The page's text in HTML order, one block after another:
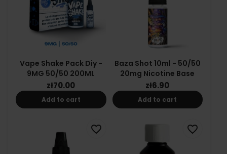
Vape Shake Pack Diy -
9MG 50/50 200ML
zł70.00
Add to cart
Baza Shot 10ml - 50/50
20mg Nicotine Base
zł6.90
Add to cart
favorite_border favorite_border